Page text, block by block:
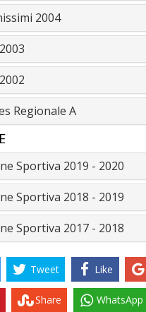
2004
Regionale A
Sportiva 2019 - 2020
Sportiva 2018 - 2019
Sportiva 2017 - 2018
Tweet Like
Share WhatsApp